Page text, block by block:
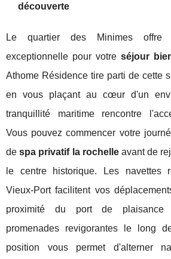
découverte
Le quartier des Minimes offre
exceptionnelle pour votre séjour
Athome Résidence tire parti de cette
en vous plaçant au cœur d'un
tranquillité maritime rencontre
Vous pouvez commencer votre
despa privatif la rochelleavant de
le centre historique. Les navettes
Vieux-Port facilitent vos
proximité du port de
promenades revigorantes le long
position vous permet d'alterner